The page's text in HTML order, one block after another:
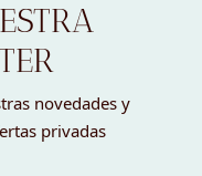
novedades y
privadas